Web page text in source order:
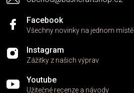
Facebook
Všechny novinky na jednom místě
Instagram
Zážitky z našich výprav
Youtube
Užitečné recenze a návody